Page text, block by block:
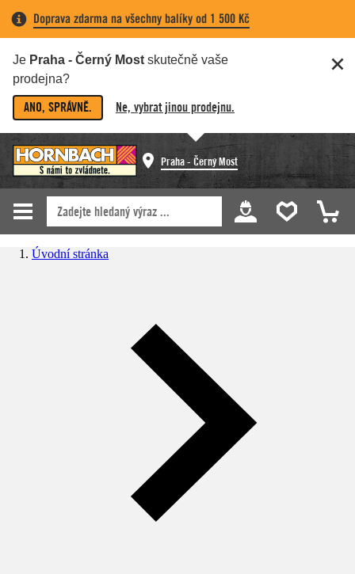
Doprava zdarma na všechny balíky od 1 500 Kč
Je Praha - Černý Most skutečně vaše
prodejna?
ANO, SPRÁVNĚ. Ne, vybrat jinou prodejnu.
Praha - Černý Most
Úvodní stránka